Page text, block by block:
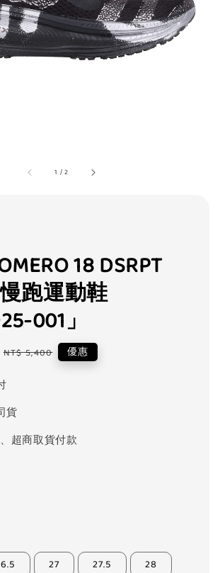
1 /2
18 DSRPT
跑運動鞋
001」
Regular
NT$ 5,400 優惠
貨
超商取貨付款
27 27.5 28